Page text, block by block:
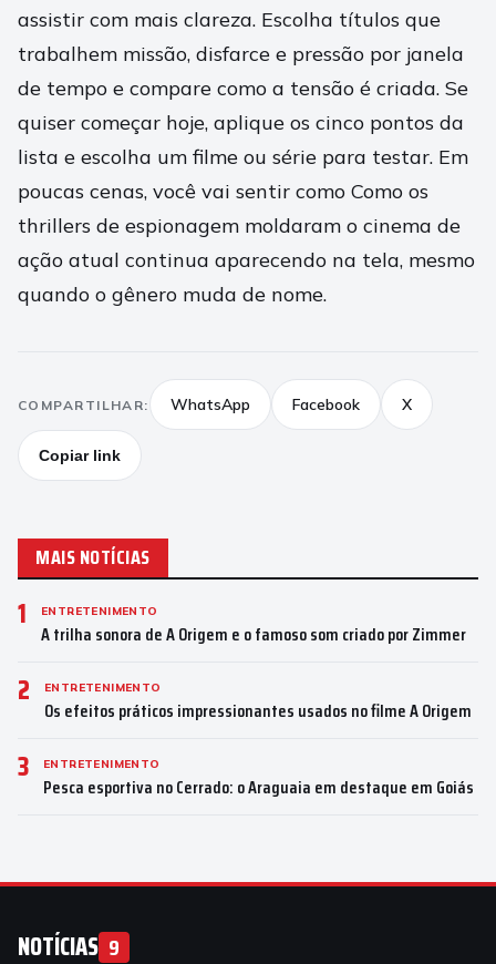
assistir com mais clareza. Escolha títulos que
trabalhem missão, disfarce e pressão por janela
de tempo e compare como a tensão é criada. Se
quiser começar hoje, aplique os cinco pontos da
lista e escolha um filme ou série para testar. Em
poucas cenas, você vai sentir como Como os
thrillers de espionagem moldaram o cinema de
ação atual continua aparecendo na tela, mesmo
quando o gênero muda de nome.
COMPARTILHAR: WhatsApp Facebook X
Copiar link
MAIS NOTÍCIAS
1 ENTRETENIMENTO
A trilha sonora de A Origem e o famoso som criado por Zimmer
2 ENTRETENIMENTO
Os efeitos práticos impressionantes usados no filme A Origem
3 ENTRETENIMENTO
Pesca esportiva no Cerrado: o Araguaia em destaque em Goiás
NOTÍCIAS 9